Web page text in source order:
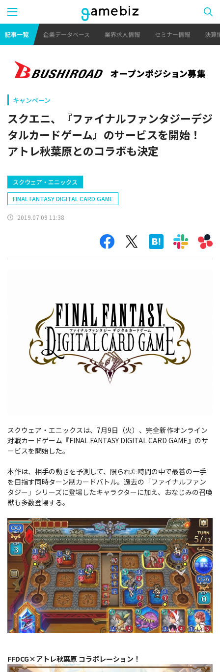
記事一覧 企業データベース 業界求人情報 セミナー情報 決算
キャンペーン
スクエニ、『ファイナルファンタジーデジ
タルカードゲーム』のサービスを開始！
アトレ秋葉原とのコラボも決定
スクウェア・エニックス
FINAL FANTASY DIGITAL CARD GAME
2019.07.09 11:38
スクウェア・エニックスは、7月9日（火）、完全新作オンライン
対戦カードゲーム『FINAL FANTASY DIGITAL CARD GAME』のサ
ービスを開始した。
本作は、相手の動きを予測して、限られた時間の中で最善の一手
を目指す同時ターン制カードバトル。過去の「ファイナルファン
タジー」シリーズに登場したキャラクターに加え、おなじみの召喚
獣も多数登場する。
FFDCG×アトレ秋葉原 コラボレーション！